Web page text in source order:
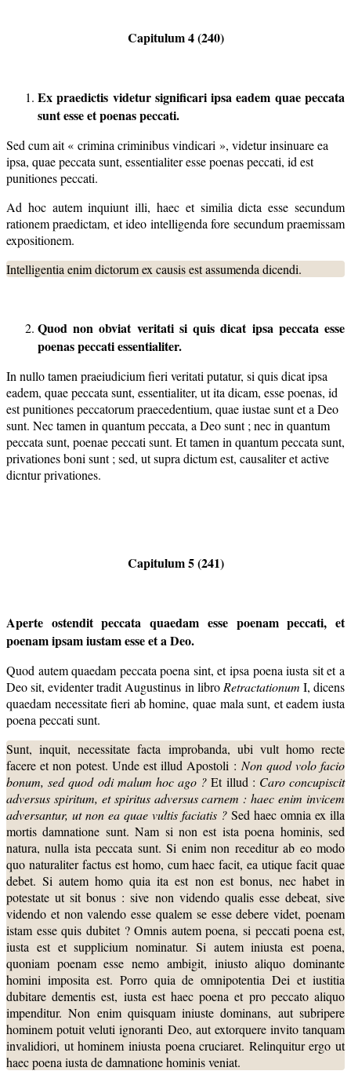
Capitulum 4 (240)
Ex praedictis videtur significari ipsa eadem quae peccata
sunt esseet poenas peccati.
Sed cum ait « crimina criminibus vindicari », videtur insinuare ea
ipsa, quae peccata sunt, essentialiter esse poenas peccati, id est
punitiones peccati.
Ad hoc autem inquiunt illi, haec et similia dicta esse secundum
rationem praedictam, et ideo intelligenda fore secundum praemissam
expositionem.
Intelligentia enim dictorum ex causis est assumenda dicendi.
Quod non obviat veritati si quis dicat ipsa peccata esse
poenas peccati essentialiter.
In nullo tamen praeiudicium fieri veritati putatur, si quis dicat ipsa
eadem, quae peccata sunt, essentialiter, ut ita dicam, esse poenas, id
est punitiones peccatorum praecedentium, quae iustae sunt et a Deo
sunt. Nec tamen in quantum peccata, a Deo sunt ; nec in quantum
peccata sunt, poenae peccati sunt. Et tamen in quantum peccata sunt,
privationes boni sunt ; sed, ut supra dictum est, causaliter et active
dicntur privationes.
Capitulum 5 (241)
Aperte ostendit peccata quaedam esse poenam peccati, et
poenam ipsam iustam esse et a Deo.
Quod autem quaedam peccata poena sint, et ipsa poena iusta sit et a
Deo sit, evidenter tradit Augustinus in libroRetractationum I, dicens
quaedam necessitate fieri ab homine, quae mala sunt, et eadem iusta
poena peccati sunt.
Sunt, inquit, necessitate facta improbanda, ubi vult homo recte
facere et non potest. Unde est illud Apostoli : Non quod volo facio
bonum, sed quod odi malum hoc ago ?Et illud : Caro concupiscit
adversus spiritum, et spiritus adversus carnem : haec enim invicem
adversantur, ut non ea quae vultis faciatis ? Sed haec omnia ex illa
mortis damnatione sunt. Nam si non est ista poena hominis, sed
natura, nulla ista peccata sunt. Si enim non receditur ab eo modo
quo naturaliter factus est homo, cum haec facit, ea utique facit quae
debet. Si autem homo quia ita est non est bonus, nec habet in
potestate ut sit bonus : sive non videndo qualis esse debeat, sive
videndo et non valendo esse qualem se esse debere videt, poenam
istam esse quis dubitet ? Omnis autem poena, si peccati poena est,
iusta est et supplicium nominatur. Si autem iniusta est poena,
quoniam poenam esse nemo ambigit, iniusto aliquo dominante
homini imposita est. Porro quia de omnipotentia Dei et iustitia
dubitare dementis est, iusta est haec poena et pro peccato aliquo
impenditur. Non enim quisquam iniuste dominans, aut subripere
hominem potuit veluti ignoranti Deo, aut extorquere invito tanquam
invalidiori, ut hominem iniusta poena cruciaret. Relinquitur ergo ut
haec poena iusta de damnatione hominis veniat.